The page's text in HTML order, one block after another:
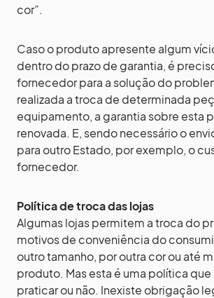
cor”.
Caso o produto apresente algum
dentro do prazo de garantia, é
fornecedor para a solução do
realizada a troca de determinada
equipamento, a garantia sobre esta
renovada. E, sendo necessário o
para outro Estado, por exemplo, o
fornecedor.
Política de troca das lojas
Algumas lojas permitem a troca do
motivos de conveniência do
outro tamanho, por outra cor ou até
produto. Mas esta é uma política
praticar ou não. Inexiste obrigação